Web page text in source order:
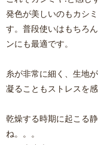
発色が美しいのもカシ
す。普段使いはもちろ
ンにも最適です。
糸が非常に細く、生地
凝ることもストレスを
乾燥する時期に起こる
ね。。。